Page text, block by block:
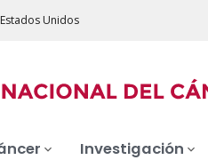
Unidos
Investigación